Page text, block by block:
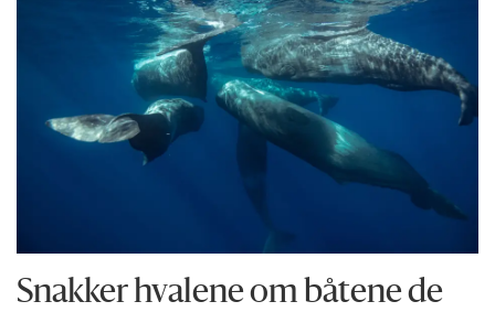
Snakker hvalene om båtene de